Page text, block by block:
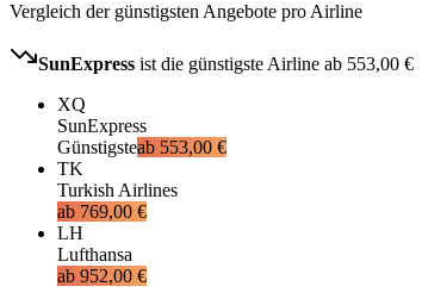
Vergleich der günstigsten Angebote pro Airline
SunExpress ist die günstigste Airline ab 553,00 €
XQ
SunExpress
Günstigsteab 553,00 €
TK
Turkish Airlines
ab 769,00 €
LH
Lufthansa
ab 952,00 €